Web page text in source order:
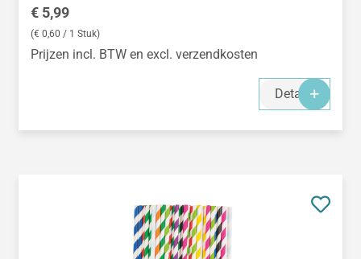
Normale prijs:
€ 5,99
(€ 0,60 / 1 Stuk)
Prijzen incl. BTW en excl. verzendkosten
Details